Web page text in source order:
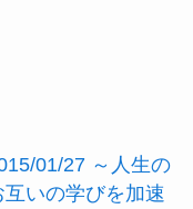
01/27 ～人生の
いの学びを加速